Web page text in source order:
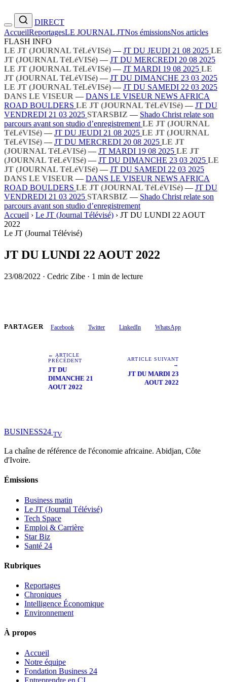
DIRECT
AccueilReportagesLE JOURNAL JTNos émissionsNos articles
FLASH INFO
LE JT (JOURNAL TéLéVISé) — JT DU JEUDI 21 08 2025 LE
JT (JOURNAL TéLéVISé) — JT DU MERCREDI 20 08 2025
LE JT (JOURNAL TéLéVISé) — JT MARDI 19 08 2025 LE
JT (JOURNAL TéLéVISé) — JT DU DIMANCHE 23 03 2025
LE JT (JOURNAL TéLéVISé) — JT DU SAMEDI 22 03 2025
DANS LE VISEUR — DANS LE VISEUR NEWS AFRICA
ROAD BOULDERS LE JT (JOURNAL TéLéVISé) — JT DU
VENDREDI 21 03 2025 STARSBIZ — Shado Christ relate son
parcours avant son studio d’enregistrement LE JT (JOURNAL
TéLéVISé) — JT DU JEUDI 21 08 2025 LE JT (JOURNAL
TéLéVISé) — JT DU MERCREDI 20 08 2025 LE JT
(JOURNAL TéLéVISé) — JT MARDI 19 08 2025 LE JT
(JOURNAL TéLéVISé) — JT DU DIMANCHE 23 03 2025 LE
JT (JOURNAL TéLéVISé) — JT DU SAMEDI 22 03 2025
DANS LE VISEUR — DANS LE VISEUR NEWS AFRICA
ROAD BOULDERS LE JT (JOURNAL TéLéVISé) — JT DU
VENDREDI 21 03 2025 STARSBIZ — Shado Christ relate son
parcours avant son studio d’enregistrement
Accueil › Le JT (Journal Télévisé) › JT DU LUNDI 22 AOUT
2022
Le JT (Journal Télévisé)
JT DU LUNDI 22 AOUT 2022
23/08/2022 · Cedric Zibe · 1 min de lecture
PARTAGER Facebook Twitter LinkedIn WhatsApp
← ARTICLE
PRÉCÉDENT
JT DU
DIMANCHE 21
AOUT 2022
ARTICLE SUIVANT
→
JT DU MARDI 23
AOUT 2022
BUSINESS24 TV
La chaîne de référence de l'économie africaine. Abidjan, Côte
d'Ivoire.
Émissions
Business matin
Le JT (Journal Télévisé)
Tech Space
Emploi & Carrière
Star Biz
Santé 24
Rubriques
Reportages
Chroniques
Intelligence Économique
Environnement
À propos
Accueil
Notre équipe
Fondation Business 24
Entreprendre en CI